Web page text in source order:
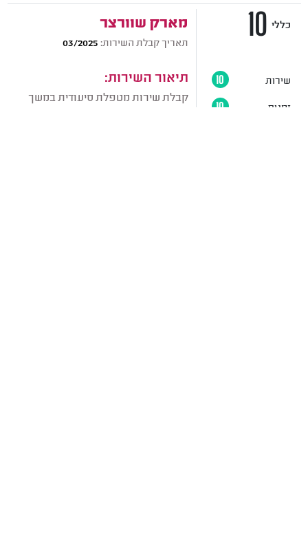
מארק שוורצר
תאריך קבלת השירות: 03/2025
תיאור השירות:
קבלת שירות מטפלת סיעודית במשך
10 כללי
שירות 10
זמנים 10